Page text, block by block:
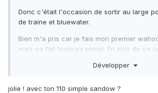
Donc c'était l'occasion de sortir au large
de traine et bluewater.
Bien m'a pris car je fais mon premier
mais ça fait toujours plaisir. En plus de ça
déplacement aux championnats de
Développer
jolie ! avec ton 110 simple sandow ?